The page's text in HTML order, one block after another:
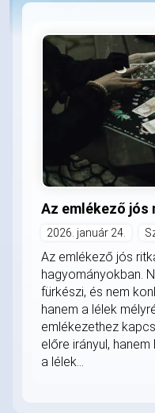
Az emlékező jós
2026. január 24.
Az emlékező jós
hagyományokban.
fürkészi, és nem
hanem a lélek
emlékezethez
előre irányul,
a lélek...